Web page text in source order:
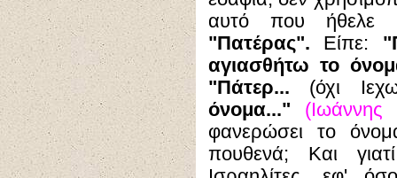
αυτό που ήθελε
"Πατέρας". Είπε:
αγιασθήτω το
"Πάτερ... (όχι
όνομα..."
φανερώσει το
πουθενά; Και